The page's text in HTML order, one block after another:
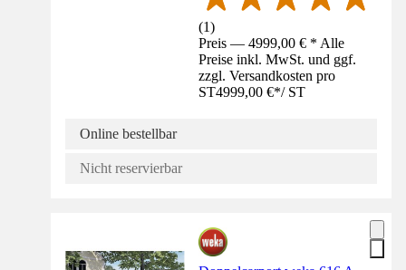
(1)
Preis — 4999,00 € * Alle
Preise inkl. MwSt. und ggf.
zzgl. Versandkosten pro
ST4999,00 €*/ ST
Online bestellbar
Nicht reservierbar